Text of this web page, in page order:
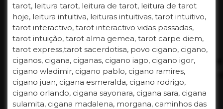
tarot, leitura tarot, leitura de tarot, leitura de tarot
hoje, leitura intuitiva, leituras intuitivas, tarot intuitivo,
tarot interactivo, tarot interactivo vidas passadas,
tarot intuição, tarot alma gemea, tarot carpe diem,
tarot express,tarot sacerdotisa, povo cigano, cigano,
ciganos, cigana, ciganas, cigano iago, cigano igor,
cigano wladimir, cigano pablo, cigano ramires,
cigano juan, cigana esmeralda, cigano rodrigo,
cigano orlando, cigana sayonara, cigana sara, cigana
sulamita, cigana madalena, morgana, caminhos das